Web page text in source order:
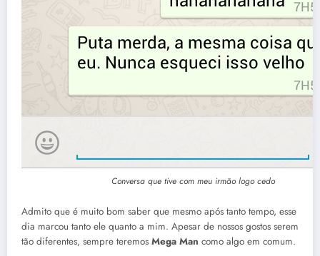
Conversa que tive com meu irmão logo cedo
Admito que é muito bom saber que mesmo após tanto tempo, esse
dia marcou tanto ele quanto a mim. Apesar de nossos gostos serem
tão diferentes, sempre teremos Mega Man como algo em comum.